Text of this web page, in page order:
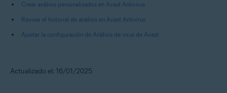
Crear análisis personalizados en Avast Antivirus
Revisar el historial de análisis en Avast Antivirus
Ajustar la configuración de Análisis de virus de Avast
Actualizado el: 16/01/2025